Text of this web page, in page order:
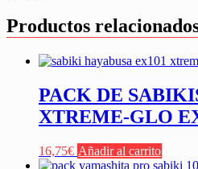
Productos
PACK DE
XTREME-GLO
16,75€ Añadir al carrito